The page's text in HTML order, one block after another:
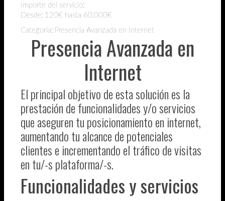
Importe del servicio:
Desde: 120€ hasta 60.000€
Categoría: Presencia Avanzada en Internet
Presencia Avanzada en
Internet
El principal objetivo de esta solución es la
prestación de funcionalidades y/o servicios
que aseguren tu posicionamiento en internet,
aumentando tu alcance de potenciales
clientes e incrementando el tráfico de visitas
en tu/-s plataforma/-s.
Funcionalidades y servicios